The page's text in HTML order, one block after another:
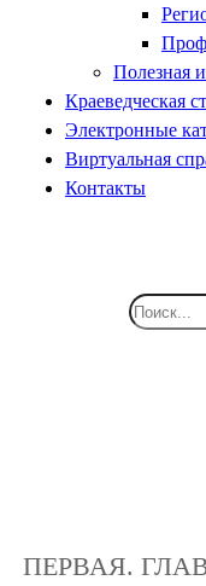
Полезная
Краеведческая
Электронные
Виртуальная
Контакты
Поиск
ПЕРВАЯ.